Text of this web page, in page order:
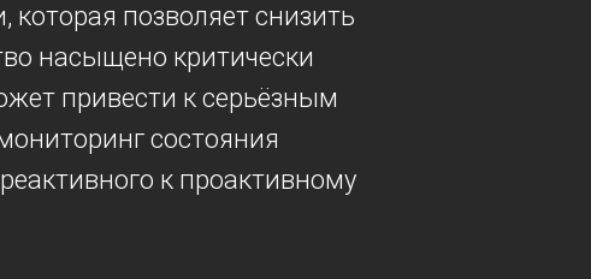
позволяет снизить
насыщено критически
привести к серьёзным
состояния
к проактивному